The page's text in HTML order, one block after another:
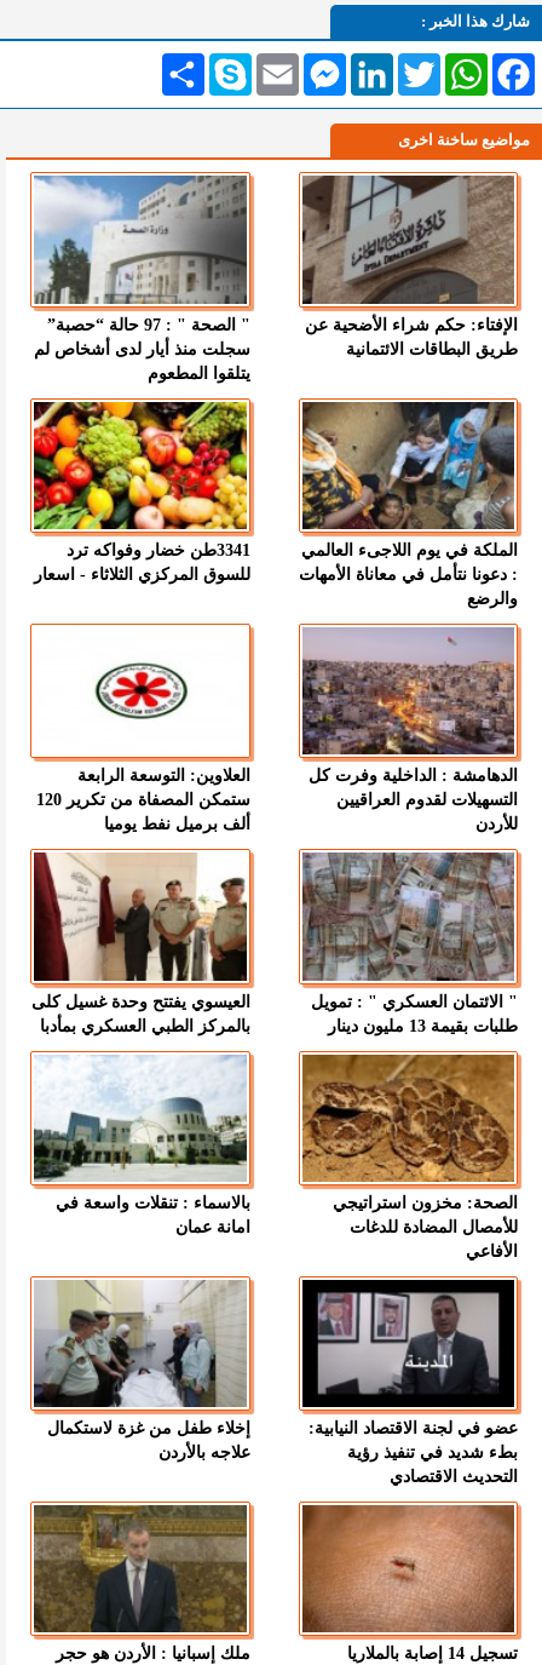
شارك هذا الخبر :
انشر Skype Email
MessengerLinkedInTwitterWhatsAppFacebook
مواضيع ساخنة اخرى
الإفتاء: حكم شراء الأضحية عن
طريق البطاقات الائتمانية
" الصحة " : 97 حالة “حصبة”
سجلت منذ أيار لدى أشخاص لم
يتلقوا المطعوم
الملكة في يوم اللاجىء العالمي
: دعونا نتأمل في معاناة الأمهات
والرضع
3341طن خضار وفواكه ترد
للسوق المركزي الثلاثاء - اسعار
الدهامشة : الداخلية وفرت كل
التسهيلات لقدوم العراقيين
للأردن
العلاوين: التوسعة الرابعة
ستمكن المصفاة من تكرير 120
ألف برميل نفط يوميا
" الائتمان العسكري " : تمويل
طلبات بقيمة 13 مليون دينار
العيسوي يفتتح وحدة غسيل كلى
بالمركز الطبي العسكري بمأدبا
الصحة: مخزون استراتيجي
للأمصال المضادة للدغات
الأفاعي
بالاسماء : تنقلات واسعة في
امانة عمان
عضو في لجنة الاقتصاد النيابية:
بطء شديد في تنفيذ رؤية
التحديث الاقتصادي
إخلاء طفل من غزة لاستكمال
علاجه بالأردن
تسجيل 14 إصابة بالملاريا
ملك إسبانيا : الأردن هو حجر